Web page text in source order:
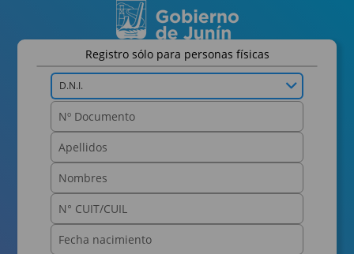
Registro sólo para personas físicas
D.N.I.